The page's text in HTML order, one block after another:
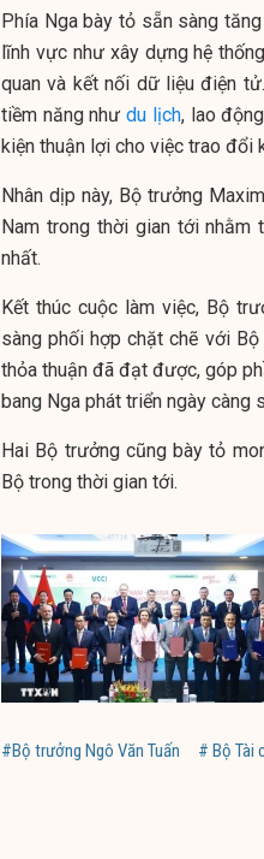
Phía Nga bày tỏ sẵn sàng
lĩnh vực như xây dựng hệ
quan và kết nối dữ liệu điện
tiềm năng nhưdu lịch, lao
kiện thuận lợi cho việc trao đổi
Nhân dịp này, Bộ trưởng
Nam trong thời gian tới
nhất.
Kết thúc cuộc làm việc, Bộ
sàng phối hợp chặt chẽ với
thỏa thuận đã đạt được, góp
bang Nga phát triển ngày càng
Hai Bộ trưởng cũng bày tỏ
Bộ trong thời gian tới.
#Bộ trưởng Ngô Văn Tuấn # Bộ Tài